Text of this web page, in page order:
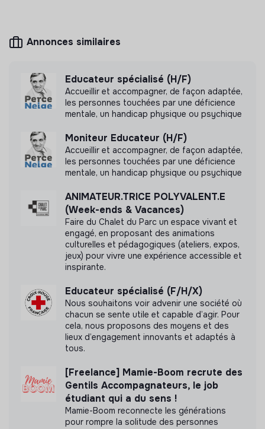
Mesure d'impact
Association Epal n'a pas encore transmis de
mesure d'impact
Labels et certifications
Cette structure n'a pas souhaité nous
pu obtenir.
Documents
N'a pas encore communiqué de documents de
transparence
Annonces similaires
Educateur spécialisé (H/F)
Accueillir et accompagner, de façon adaptée,
les personnes touchées par une déficience
mentale, un handicap physique ou psychique
Moniteur Educateur (H/F)
Accueillir et accompagner, de façon adaptée,
les personnes touchées par une déficience
mentale, un handicap physique ou psychique
ANIMATEUR.TRICE POLYVALENT.E
(Week-ends & Vacances)
Faire du Chalet du Parc un espace vivant et
engagé, en proposant des animations
culturelles et pédagogiques (ateliers, expos,
jeux) pour vivre une expérience accessible et
inspirante.
Educateur spécialisé (F/H/X)
Nous souhaitons voir advenir une société où
chacun se sente utile et capable d’agir. Pour
cela, nous proposons des moyens et des
lieux d’engagement innovants et adaptés à
tous.
[Freelance] Mamie-Boom recrute des
Gentils Accompagnateurs, le job
étudiant qui a du sens !
Mamie-Boom reconnecte les générations
pour rompre la solitude des personnes